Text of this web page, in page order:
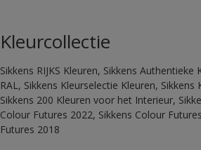
Kleurcollectie
Sikkens RIJKS Kleuren, Sikkens
RAL, Sikkens Kleurselectie Kleuren,
Sikkens 200 Kleuren voor het Interieur,
Colour Futures 2022, Sikkens Colour
Futures 2018